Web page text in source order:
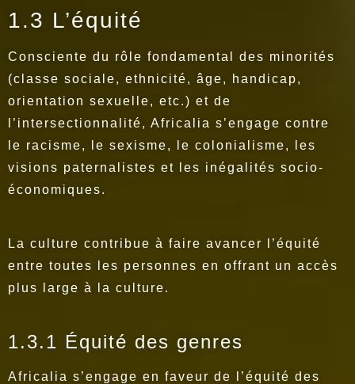
1.3 L’équité
Consciente du rôle fondamental des minorités
(classe sociale, ethnicité, âge, handicap,
orientation sexuelle, etc.) et de
l’intersectionnalité, Africalia s’engage contre
le racisme, le sexisme, le colonialisme, les
visions paternalistes et les inégalités socio-
économiques.
La culture contribue à faire avancer l’équité
entre toutes les personnes en offrant un accès
plus large à la culture.
1.3.1 Équité des genres
Africalia s’engage en faveur de l’équité des